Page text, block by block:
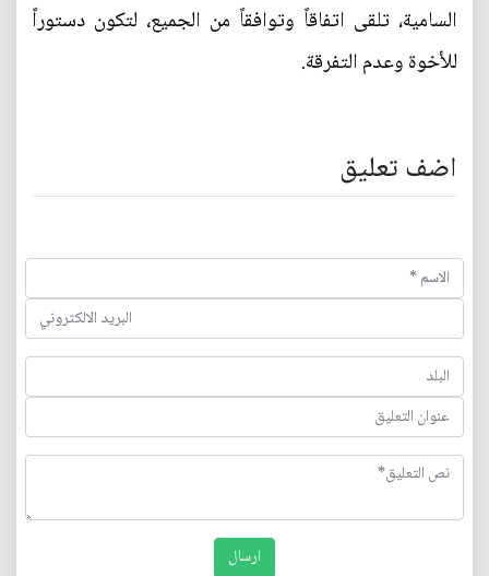
السامية، تلقى اتفاقاً وتوافقاً من الجميع، لتكون دستوراً
للأخوة وعدم التفرقة.
اضف تعليق